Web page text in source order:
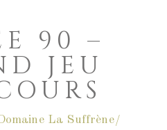
90 –
JEU
La Suffrène